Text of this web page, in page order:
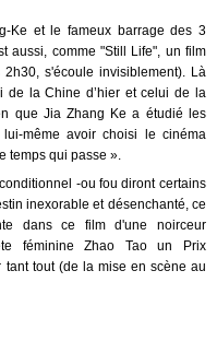
Ke et le fameux barrage des 3
aussi, comme "Still Life", un film
s'écoule invisiblement). Là
de la Chine d’hier et celui de la
que Jia Zhang Ke a étudié les
même avoir choisi le cinéma
temps qui passe ».
-ou fou diront certains
inexorable et désenchanté, ce
dans ce film d'une noirceur
féminine Zhao Tao un Prix
tout (de la mise en scène au